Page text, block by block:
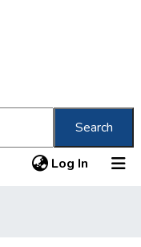
Search
Log In (current)